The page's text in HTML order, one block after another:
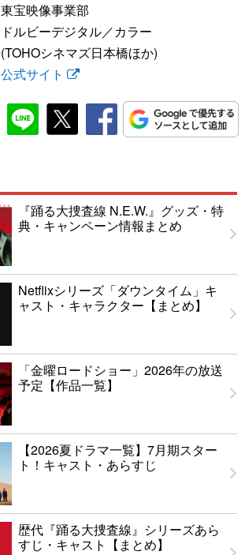
東宝映像事業部
ドルビーデジタル／カラー
(TOHOシネマズ日本橋ほか)
公式サイト
『踊る大捜査線 N.E.W.』グッズ・特
典・キャンペーン情報まとめ
Netflixシリーズ「ダウンタイム」キ
ャスト・キャラクター【まとめ】
「金曜ロードショー」2026年の放送
予定【作品一覧】
【2026夏ドラマ一覧】7月期スター
ト！キャスト・あらすじ
歴代『踊る大捜査線』シリーズあら
すじ・キャスト【まとめ】